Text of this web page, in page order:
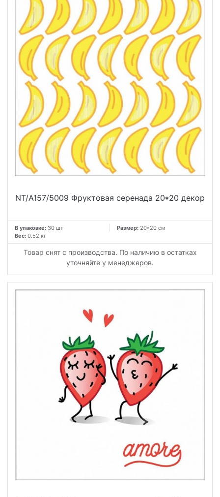
NT/A157/5009 Фруктовая серенада 20*20 декор
В упаковке: 30 шт Размер: 20*20 см
Вес: 0.52 кг
Товар снят с производства. По наличию в остатках
уточняйте у менеджеров.